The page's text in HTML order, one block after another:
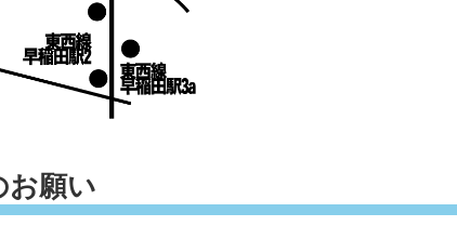
願い